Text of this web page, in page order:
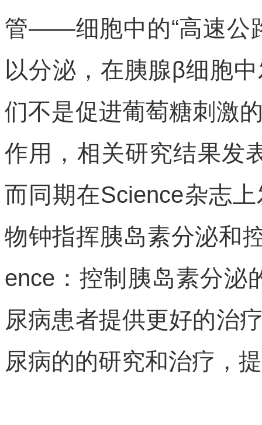
管——细胞中的“高速公
以分泌，在胰腺β细胞
们不是促进葡萄糖刺激
作用，相关研究结果发
而同期在Science杂志
物钟指挥胰岛素分泌和
ence：控制胰岛素分泌
尿病患者提供更好的治
尿病的的研究和治疗，